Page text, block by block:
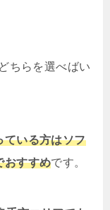
ちらを選べばい
ている方はソフ
おすすめです。